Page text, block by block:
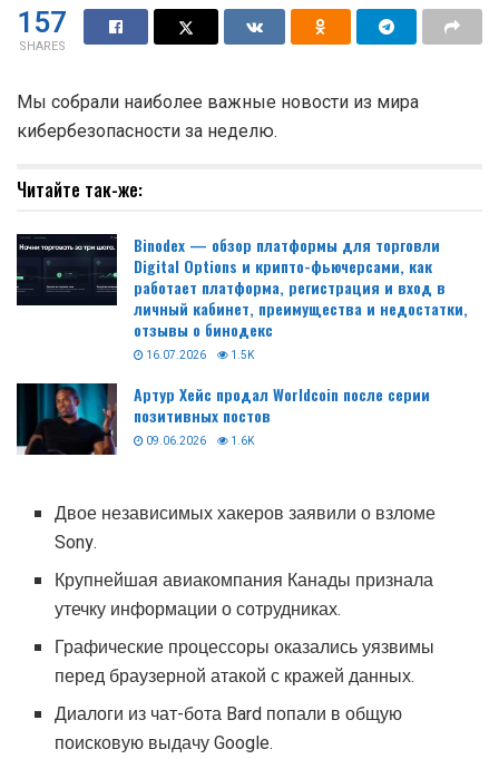
157
SHARES
Мы собрали наиболее важные новости из мира
кибербезопасности за неделю.
Читайте так-же:
Binodex — обзор платформы для торговли
Digital Options и крипто-фьючерсами, как
работает платформа, регистрация и вход в
личный кабинет, преимущества и недостатки,
отзывы о бинодекс
16.07.2026 1.5K
Артур Хейс продал Worldcoin после серии
позитивных постов
09.06.2026 1.6K
Двое независимых хакеров заявили о взломе
Sony.
Крупнейшая авиакомпания Канады признала
утечку информации о сотрудниках.
Графические процессоры оказались уязвимы
перед браузерной атакой с кражей данных.
Диалоги из чат-бота Bard попали в общую
поисковую выдачу Google.